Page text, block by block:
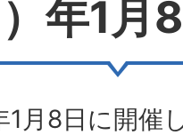
年1月
月8日に開催